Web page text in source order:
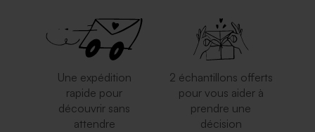
Une expédition
rapide pour
découvrir sans
attendre
2 échantillons offerts
pour vous aider à
prendre une
décision